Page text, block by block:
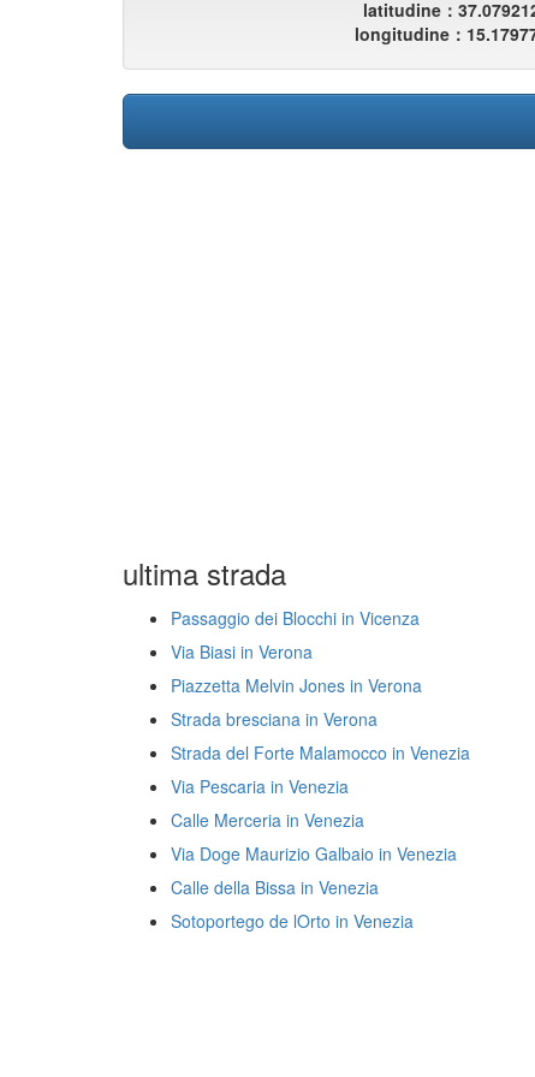
latitudine：
longitudine：
ultima strada
Passaggio dei Blocchi in Vicenza
Via Biasi in Verona
Piazzetta Melvin Jones in Verona
Strada bresciana in Verona
Strada del Forte Malamocco in Venezia
Via Pescaria in Venezia
Calle Merceria in Venezia
Via Doge Maurizio Galbaio in Venezia
Calle della Bissa in Venezia
Sotoportego de lOrto in Venezia